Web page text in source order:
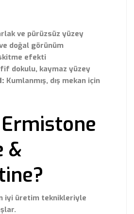
ve pürüzsüz yüzey
doğal görünüm
efekti
dokulu, kaymaz yüzey
Kumlanmış, dış mekan için
&
iyi üretim teknikleriyle